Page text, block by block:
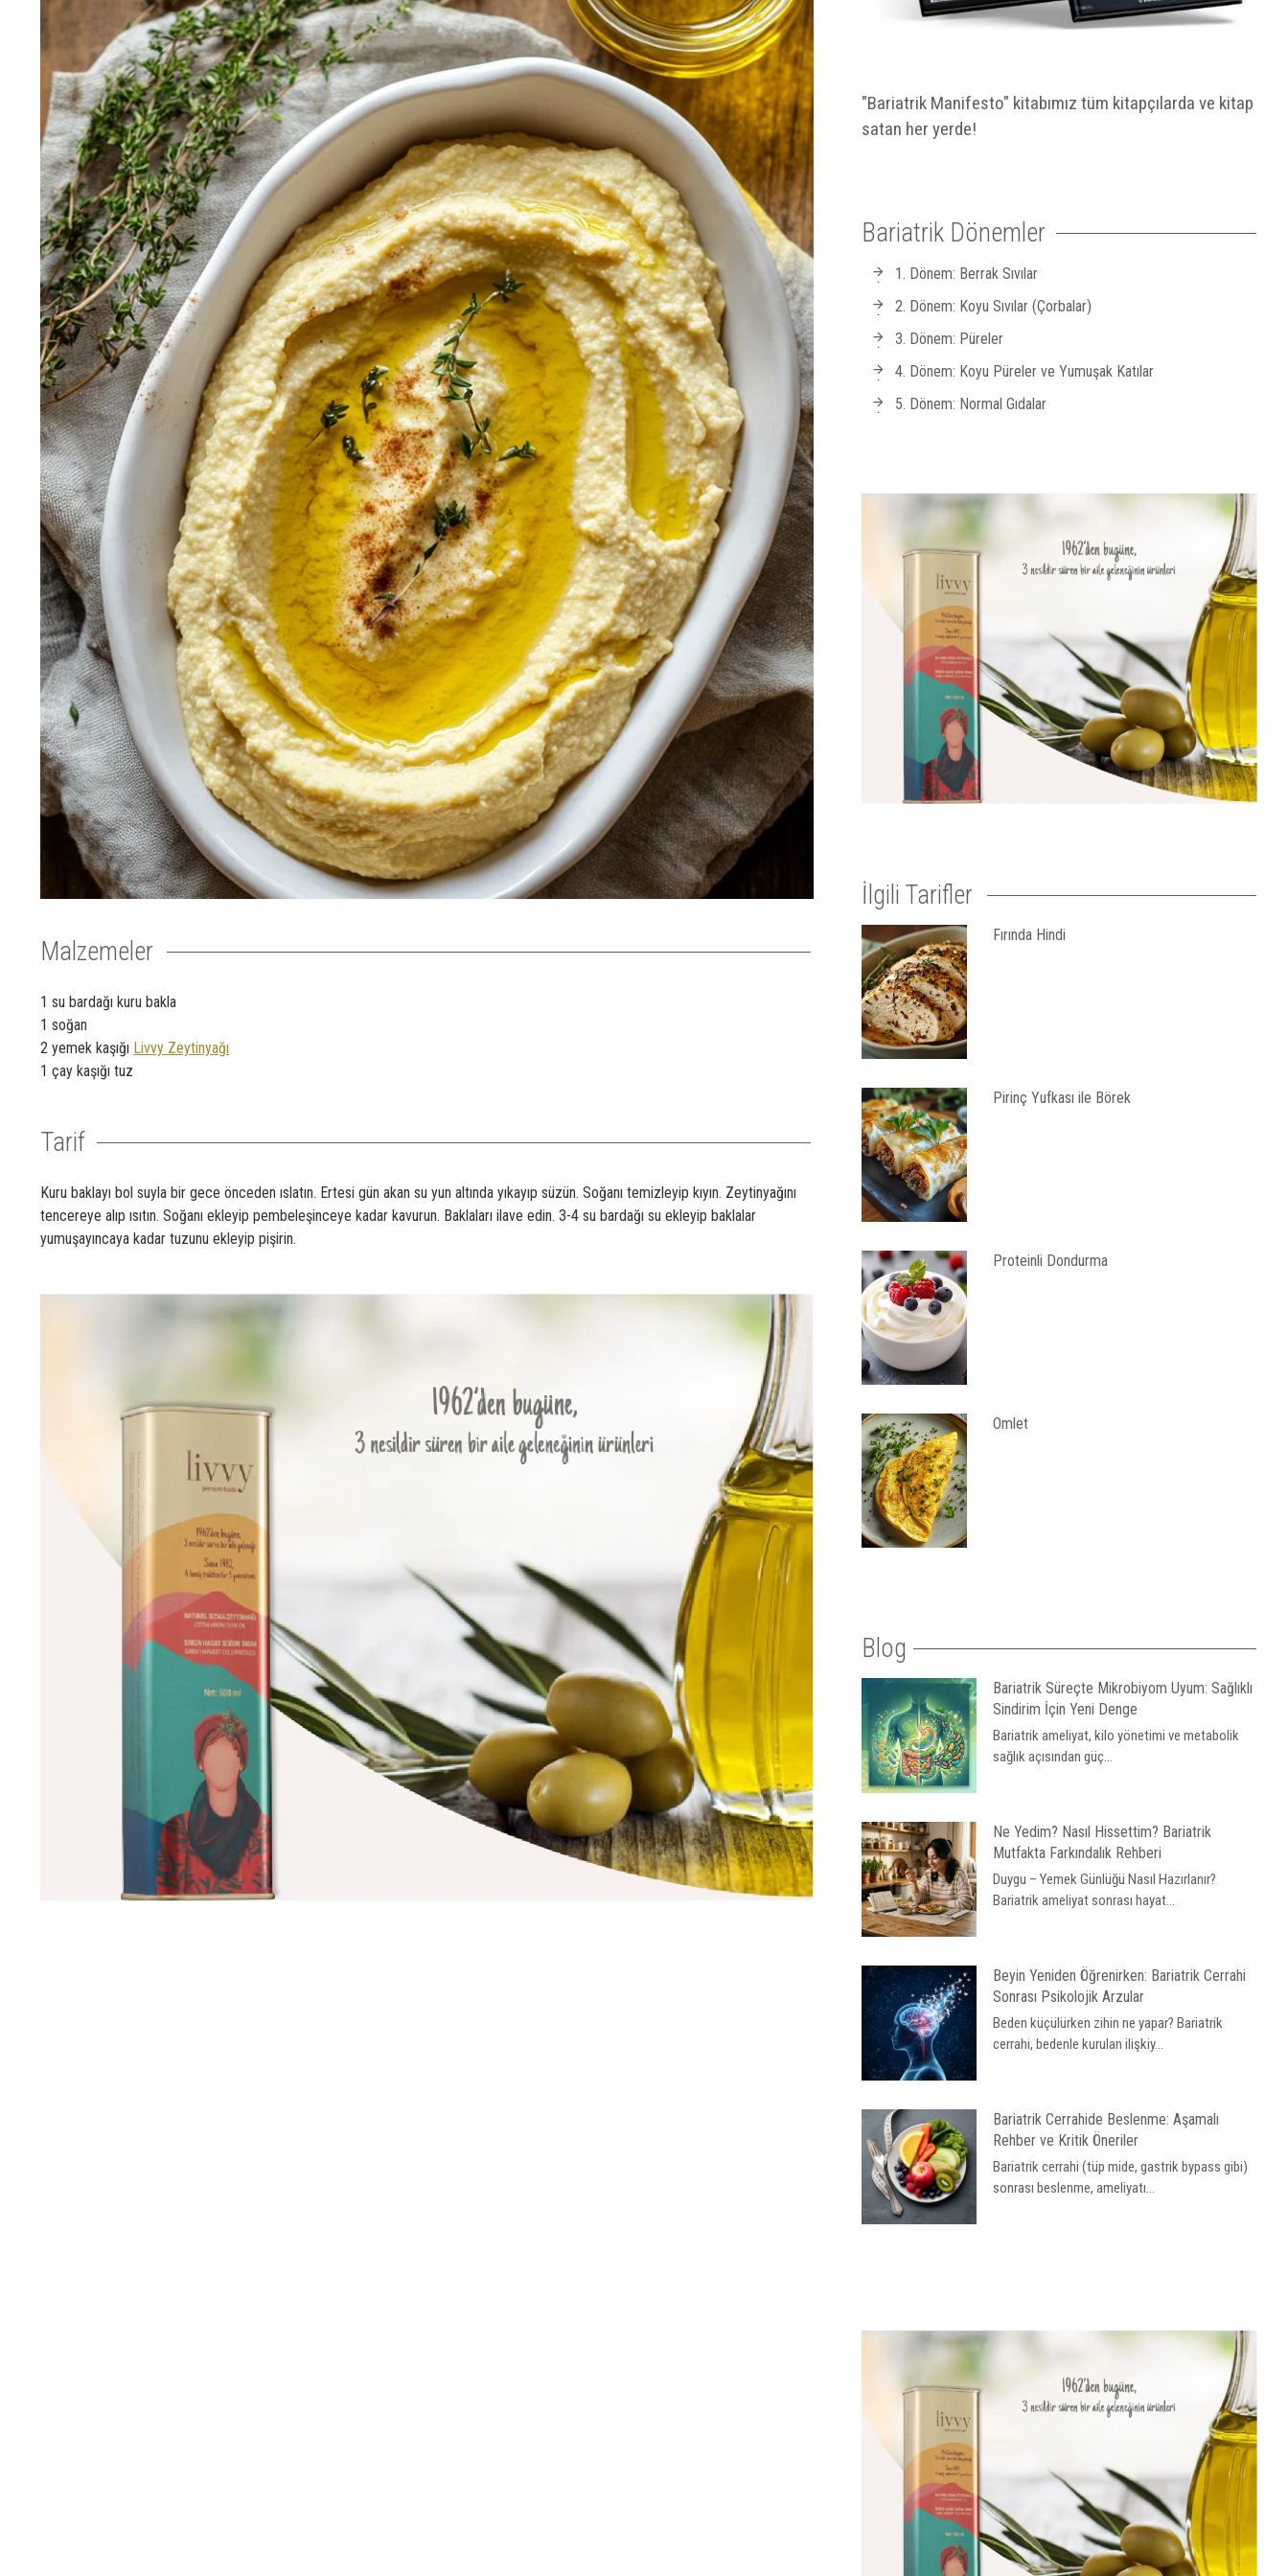
Malzemeler
1 su bardağı kuru bakla
1 soğan
2 yemek kaşığı Livvy Zeytinyağı
1 çay kaşığı tuz
Tarif
Kuru baklayı bol suyla bir gece önceden ıslatın. Ertesi gün akan su yun altında yıkayıp süzün. Soğanı temizleyip kıyın. Zeytinyağını
tencereye alıp ısıtın. Soğanı ekleyip pembeleşinceye kadar kavurun. Baklaları ilave edin. 3-4 su bardağı su ekleyip baklalar
yumuşayıncaya kadar tuzunu ekleyip pişirin.
"Bariatrik Manifesto" kitabımız tüm kitapçılarda ve kitap
satan her yerde!
Bariatrik Dönemler
1. Dönem: Berrak Sıvılar
2. Dönem: Koyu Sıvılar (Çorbalar)
3. Dönem: Püreler
4. Dönem: Koyu Püreler ve Yumuşak Katılar
5. Dönem: Normal Gıdalar
İlgili Tarifler
Fırında Hindi
Pirinç Yufkası ile Börek
Proteinli Dondurma
Omlet
Blog
Bariatrik Süreçte Mikrobiyom Uyum: Sağlıklı
Sindirim İçin Yeni Denge
Bariatrik ameliyat, kilo yönetimi ve metabolik
sağlık açısından güç...
Ne Yedim? Nasıl Hissettim? Bariatrik
Mutfakta Farkındalık Rehberi
Duygu – Yemek Günlüğü Nasıl Hazırlanır?
Bariatrik ameliyat sonrası hayat...
Beyin Yeniden Öğrenirken: Bariatrik Cerrahi
Sonrası Psikolojik Arzular
Beden küçülürken zihin ne yapar? Bariatrik
cerrahi, bedenle kurulan ilişkiy...
Bariatrik Cerrahide Beslenme: Aşamalı
Rehber ve Kritik Öneriler
Bariatrik cerrahi (tüp mide, gastrik bypass gibi)
sonrası beslenme, ameliyatı...